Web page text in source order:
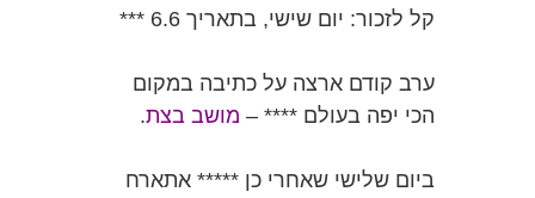
קל לזכור: יום שישי, בתאריך 6.6 ***
ערב קודם ארצה על כתיבה במקום
הכי יפה בעולם **** – מושב בצת.
ביום שלישי שאחרי כן ***** אתארח